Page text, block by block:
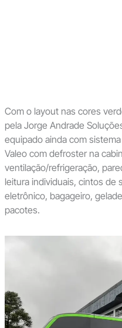
Com o layout nas cores
pela Jorge Andrade
equipado ainda com
Valeo com defroster na
ventilação/refrigeração,
leitura individuais, cintos de
eletrônico, bagageiro,
pacotes.